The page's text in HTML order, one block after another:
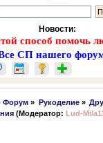
Новости:
способ помочь
СП нашего
Форум » Рукоделие»
(Модератор:Lud-